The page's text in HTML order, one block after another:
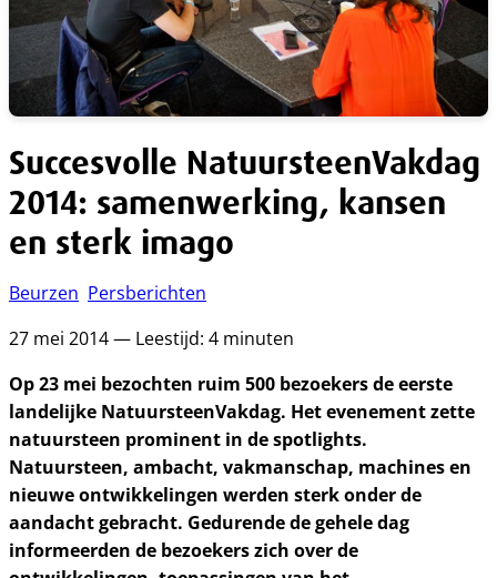
Succesvolle NatuursteenVakdag
2014: samenwerking, kansen
en sterk imago
Beurzen Persberichten
27 mei 2014 — Leestijd: 4 minuten
Op 23 mei bezochten ruim 500 bezoekers de eerste
landelijke NatuursteenVakdag. Het evenement zette
natuursteen prominent in de spotlights.
Natuursteen, ambacht, vakmanschap, machines en
nieuwe ontwikkelingen werden sterk onder de
aandacht gebracht. Gedurende de gehele dag
informeerden de bezoekers zich over de